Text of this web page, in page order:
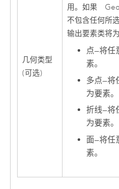
几何类型
(可选)
用。如果
不包含任何所
输出要素类将为
点—将任
素。
多点—将
为要素。
折线—将
为要素。
面—将任
素。